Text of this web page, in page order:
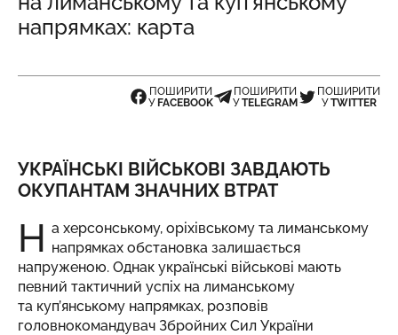
напрямках: карта
ПОШИРИТИ
У FACEBOOK
ПОШИРИТИ
УTELEGRAM
ПОШИРИТИ
УTWITTER
УКРАЇНСЬКІ ВІЙСЬКОВІ ЗАВДАЮТЬ
ОКУПАНТАМ ЗНАЧНИХ ВТРАТ
Н а херсонському, оріхівському та лиманському
напрямках обстановка залишається
напруженою. Однак українські військові мають
певний тактичний успіх на лиманському
та куп’янському напрямках, розповів
головнокомандувач Збройних Сил України